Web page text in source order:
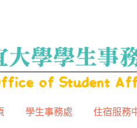
學生事務處 住宿服務